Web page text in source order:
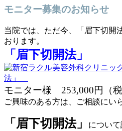
モニター募集のお知らせ
当院では、ただ今、「眉下切開
おります。
「眉下切開法」
モニター様 253,000円（税
ご興味のある方は、ご相談にい
「眉下切開法」 について